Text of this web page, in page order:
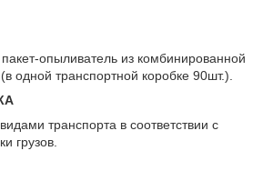
опыливатель из комбинированной
одной транспортной коробке 90шт.).
транспорта в соответствии с
грузов.